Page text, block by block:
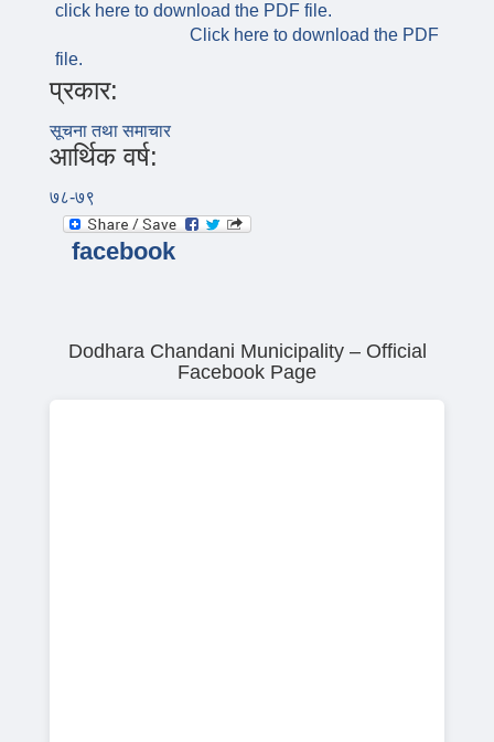
click here to download the PDF file.
Click here to download the PDF
file.
प्रकार:
सूचना तथा समाचार
आर्थिक वर्ष:
७८-७९
facebook
Dodhara Chandani Municipality – Official
Facebook Page